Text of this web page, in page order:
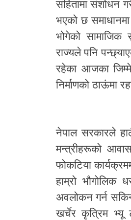
संहितामा संशोधन
भएको छ
भोगेको सामाजिक
राज्यले पनि
रहेका आजका
निर्माणको ठाऊंमा
नेपाल सरकारले
मन्त्रीहरूको
फोकटिया
हाम्रो भौगोलिक
अवलोकन गर्न
खर्चेर कृत्रिम भ्यू